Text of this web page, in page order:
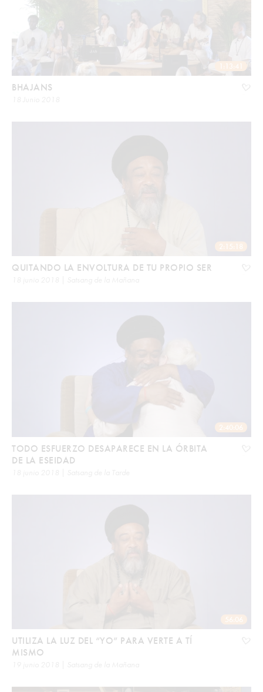
1:13:41
BHAJANS
2:15:18
QUITANDO LA ENVOLTURA DE TU PROPIO SER
2:40:06
TODO ESFUERZO DESAPARECE EN LA ÓRBITA
DE LA ESEIDAD
56:06
UTILIZA LA LUZ DEL “YO” PARA VERTE A TÍ
MISMO